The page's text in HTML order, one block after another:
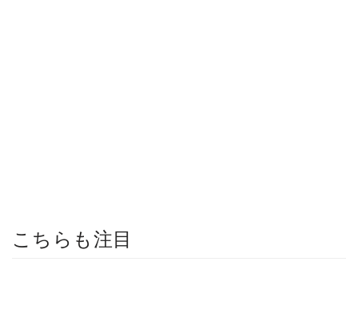
こちらも注目